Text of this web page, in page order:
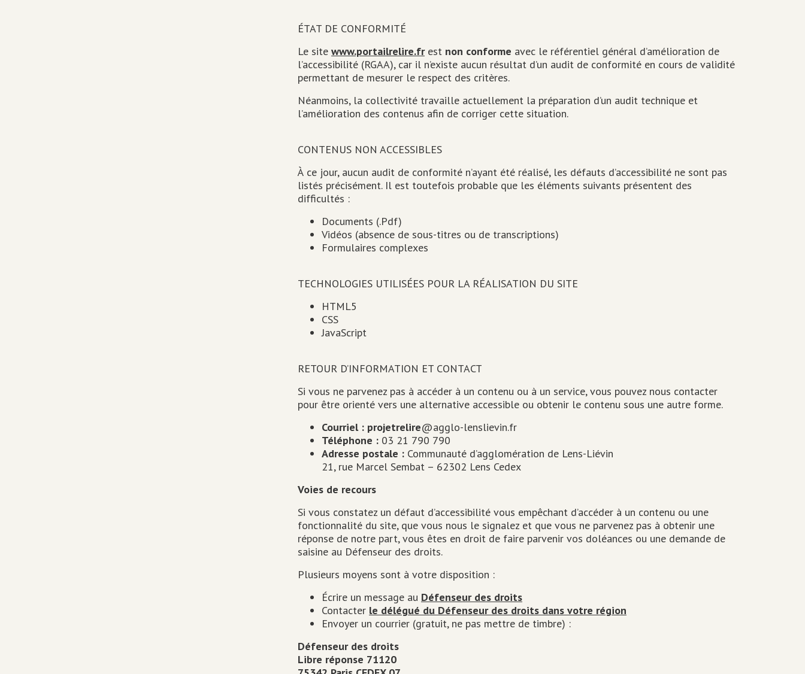
ÉTAT DE CONFORMITÉ
Le site www.portailrelire.frest non conforme avec le référentiel général d’amélioration de
l’accessibilité (RGAA), car il n’existe aucun résultat d’un audit de conformité en cours de validité
permettant de mesurer le respect des critères.
Néanmoins, la collectivité travaille actuellement la préparation d’un audit technique et
l’amélioration des contenus afin de corriger cette situation.
CONTENUS NON ACCESSIBLES
À ce jour, aucun audit de conformité n’ayant été réalisé, les défauts d’accessibilité ne sont pas
listés précisément. Il est toutefois probable que les éléments suivants présentent des
difficultés :
Documents (.Pdf)
Vidéos (absence de sous-titres ou de transcriptions)
Formulaires complexes
TECHNOLOGIES UTILISÉES POUR LA RÉALISATION DU SITE
HTML5
CSS
JavaScript
RETOUR D’INFORMATION ET CONTACT
Si vous ne parvenez pas à accéder à un contenu ou à un service, vous pouvez nous contacter
pour être orienté vers une alternative accessible ou obtenir le contenu sous une autre forme.
Courriel : projetrelire@agglo-lenslievin.fr
Téléphone : 03 21 790 790
Adresse postale : Communauté d’agglomération de Lens-Liévin
21, rue Marcel Sembat – 62302 Lens Cedex
Voies de recours
Si vous constatez un défaut d’accessibilité vous empêchant d’accéder à un contenu ou une
fonctionnalité du site, que vous nous le signalez et que vous ne parvenez pas à obtenir une
réponse de notre part, vous êtes en droit de faire parvenir vos doléances ou une demande de
saisine au Défenseur des droits.
Plusieurs moyens sont à votre disposition :
Écrire un message au Défenseur des droits
Contacter le délégué du Défenseur des droits dans votre région
Envoyer un courrier (gratuit, ne pas mettre de timbre) :
Défenseur des droits
Libre réponse 71120